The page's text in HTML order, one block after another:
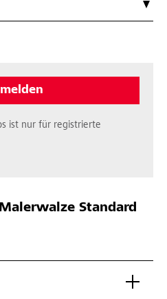
ist nur für registrierte
Standard